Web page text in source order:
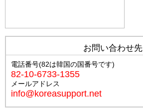
お問い合わせ先
電話番号(82は韓国の国番号です)
82-10-6733-1355
メールアドレス
info@koreasupport.net